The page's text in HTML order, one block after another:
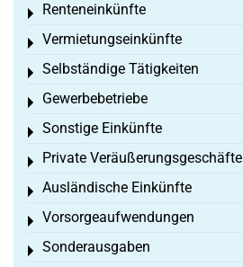
Renteneinkünfte
Toggle menu
Vermietungseinkünfte
Toggle menu
Selbständige Tätigkeiten
Toggle menu
Gewerbebetriebe
Toggle menu
Sonstige Einkünfte
Toggle menu
Private Veräußerungsgeschäfte
Toggle menu
Ausländische Einkünfte
Toggle menu
Vorsorgeaufwendungen
Toggle menu
Sonderausgaben
Toggle menu